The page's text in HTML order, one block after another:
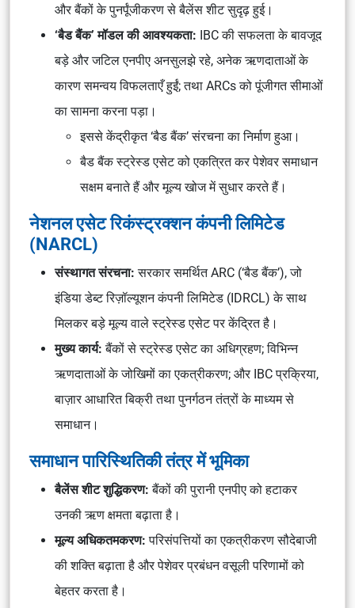
और बैंकों के पुनर्पूंजीकरण से बैलेंस शीट सुदृढ़ हुई।
‘बैड बैंक’ मॉडल की आवश्यकता: IBC की सफलता के बावजूद
बड़े और जटिल एनपीए अनसुलझे रहे, अनेक ऋणदाताओं के
कारण समन्वय विफलताएँ हुईं; तथा ARCs को पूंजीगत सीमाओं
का सामना करना पड़ा।
इससे केंद्रीकृत ‘बैड बैंक’ संरचना का निर्माण हुआ।
बैड बैंक स्ट्रेस्ड एसेट को एकत्रित कर पेशेवर समाधान
सक्षम बनाते हैं और मूल्य खोज में सुधार करते हैं।
नेशनल एसेट रिकंस्ट्रक्शन कंपनी लिमिटेड
(NARCL)
संस्थागत संरचना: सरकार समर्थित ARC (‘बैड बैंक’), जो
इंडिया डेब्ट रिज़ॉल्यूशन कंपनी लिमिटेड (IDRCL) के साथ
मिलकर बड़े मूल्य वाले स्ट्रेस्ड एसेट पर केंद्रित है।
मुख्य कार्य: बैंकों से स्ट्रेस्ड एसेट का अधिग्रहण; विभिन्न
ऋणदाताओं के जोखिमों का एकत्रीकरण; और IBC प्रक्रिया,
बाज़ार आधारित बिक्री तथा पुनर्गठन तंत्रों के माध्यम से
समाधान।
समाधान पारिस्थितिकी तंत्र में भूमिका
बैलेंस शीट शुद्धिकरण: बैंकों की पुरानी एनपीए को हटाकर
उनकी ऋण क्षमता बढ़ाता है।
मूल्य अधिकतमकरण: परिसंपत्तियों का एकत्रीकरण सौदेबाजी
की शक्ति बढ़ाता है और पेशेवर प्रबंधन वसूली परिणामों को
बेहतर करता है।